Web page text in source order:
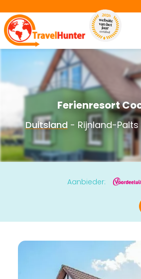
Ferienresort
Duitsland - Rijnland-
Aanbieder: